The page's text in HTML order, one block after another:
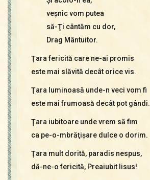
veşnic vom putea
să-Ţi cântăm cu dor,
Drag Mântuitor.
Ţara fericită care ne-ai promis
este mai slăvită decât orice vis.
Ţara luminoasă unde-n veci vom fi
este mai frumoasă decât pot gândi.
Ţara iubitoare unde vrem să fim
ca pe-o-mbrăţişare dulce o dorim.
Ţara mult dorită, paradis nespus,
dă-ne-o fericită, Preaiubit Iisus!